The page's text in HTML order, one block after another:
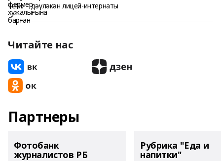
Теги: дәүләкән лицей-интернаты
Читайте нас
Партнеры
Фотобанк
журналистов РБ
Рубрика "Еда и
напитки"